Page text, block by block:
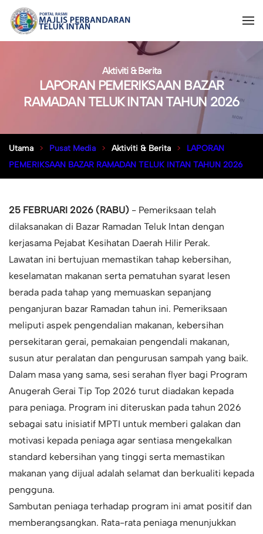
Aktiviti & Berita
LAPORAN PEMERIKSAAN BAZAR
RAMADAN TELUK INTAN TAHUN 2026
Utama Pusat Media Aktiviti & Berita
LAPORAN
PEMERIKSAAN BAZAR RAMADAN TELUK INTAN TAHUN 2026
25 FEBRUARI 2026 (RABU) - Pemeriksaan telah
dilaksanakan di Bazar Ramadan Teluk Intan dengan
kerjasama Pejabat Kesihatan Daerah Hilir Perak.
Lawatan ini bertujuan memastikan tahap kebersihan,
keselamatan makanan serta pematuhan syarat lesen
berada pada tahap yang memuaskan sepanjang
penganjuran bazar Ramadan tahun ini. Pemeriksaan
meliputi aspek pengendalian makanan, kebersihan
persekitaran gerai, pemakaian pengendali makanan,
susun atur peralatan dan pengurusan sampah yang baik.
Dalam masa yang sama, sesi serahan flyer bagi Program
Anugerah Gerai Tip Top 2026 turut diadakan kepada
para peniaga. Program ini diteruskan pada tahun 2026
sebagai satu inisiatif MPTI untuk memberi galakan dan
motivasi kepada peniaga agar sentiasa mengekalkan
standard kebersihan yang tinggi serta memastikan
makanan yang dijual adalah selamat dan berkualiti kepada
pengguna.
Sambutan peniaga terhadap program ini amat positif dan
memberangsangkan. Rata-rata peniaga menunjukkan